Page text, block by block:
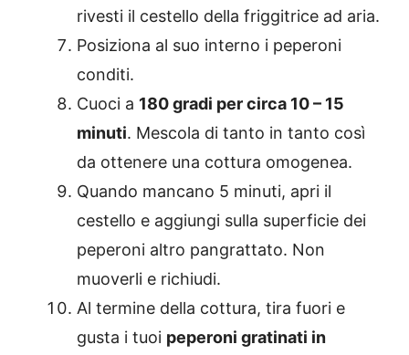
rivesti il cestello della friggitrice ad aria.
Posiziona al suo interno i peperoni
conditi.
Cuoci a 180 gradi per circa 10 – 15
minuti. Mescola di tanto in tanto così
da ottenere una cottura omogenea.
Quando mancano 5 minuti, apri il
cestello e aggiungi sulla superficie dei
peperoni altro pangrattato. Non
muoverli e richiudi.
Al termine della cottura, tira fuori e
gusta i tuoi peperoni gratinati in